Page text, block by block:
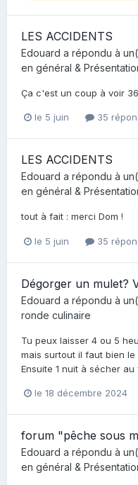
LES ACCIDENTS
Edouard a répondu à
en général &
Ça c'est un coup à voir
le 5 juin 35
LES ACCIDENTS
Edouard a répondu à
en général &
tout à fait : merci Dom !
le 5 juin 35
Dégorger un mulet?
Edouard a répondu à
ronde culinaire
Tu peux laisser 4 ou 5
mais surtout il faut bien
Ensuite 1 nuit à sécher
le 18 décembre 2024
forum "pêche sous
Edouard a répondu à
en général &